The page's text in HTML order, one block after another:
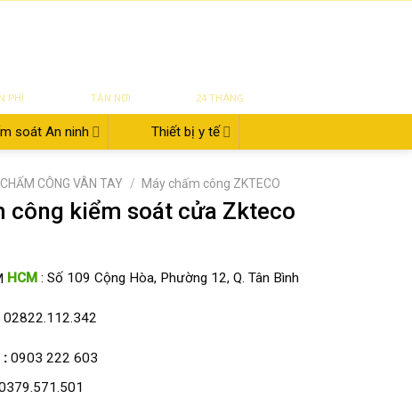
PHÍ
TẬN NƠI
24 THÁNG
soát An ninh Thiết bị y tế
CÔNG VÂN TAY / Máy chấm công ZKTECO
công kiểm soát cửa Zkteco
HCM: Số 109 Cộng Hòa, Phường 12, Q. Tân Bình
02822.112.342
: 0903 222 603